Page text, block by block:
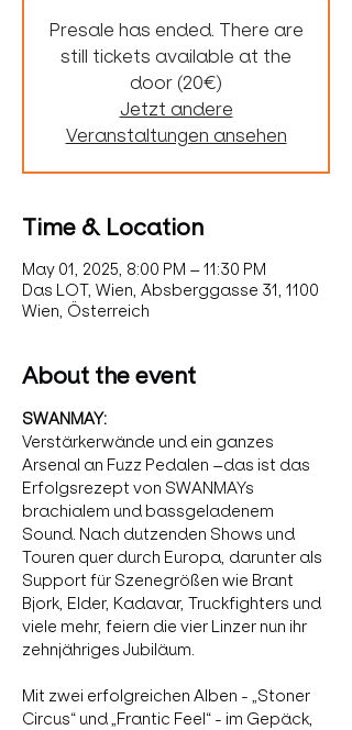
Presale has ended. There are
still tickets available at the
door (20€)
Jetzt andere
Veranstaltungen ansehen
Time & Location
May 01, 2025, 8:00 PM – 11:30 PM
Das LOT, Wien, Absberggasse 31, 1100
Wien, Österreich
About the event
SWANMAY:
Verstärkerwände und ein ganzes
Arsenal an Fuzz Pedalen –das ist das
Erfolgsrezept von SWANMAYs
brachialem und bassgeladenem
Sound. Nach dutzenden Shows und
Touren quer durch Europa, darunter als
Support für Szenegrößen wie Brant
Bjork, Elder, Kadavar, Truckfighters und
viele mehr, feiern die vier Linzer nun ihr
zehnjähriges Jubiläum.
Mit zwei erfolgreichen Alben - „Stoner
Circus“ und „Frantic Feel“ - im Gepäck,